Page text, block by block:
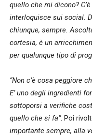
quello che mi dicono?
interloquisce sui social.
chiunque, sempre.
cortesia, è un
per qualunque tipo di
“Non c’è cosa peggiore
E’ uno degli ingredienti
sottoporsi a verifiche
quello che si fa”. Poi
importante sempre, alla